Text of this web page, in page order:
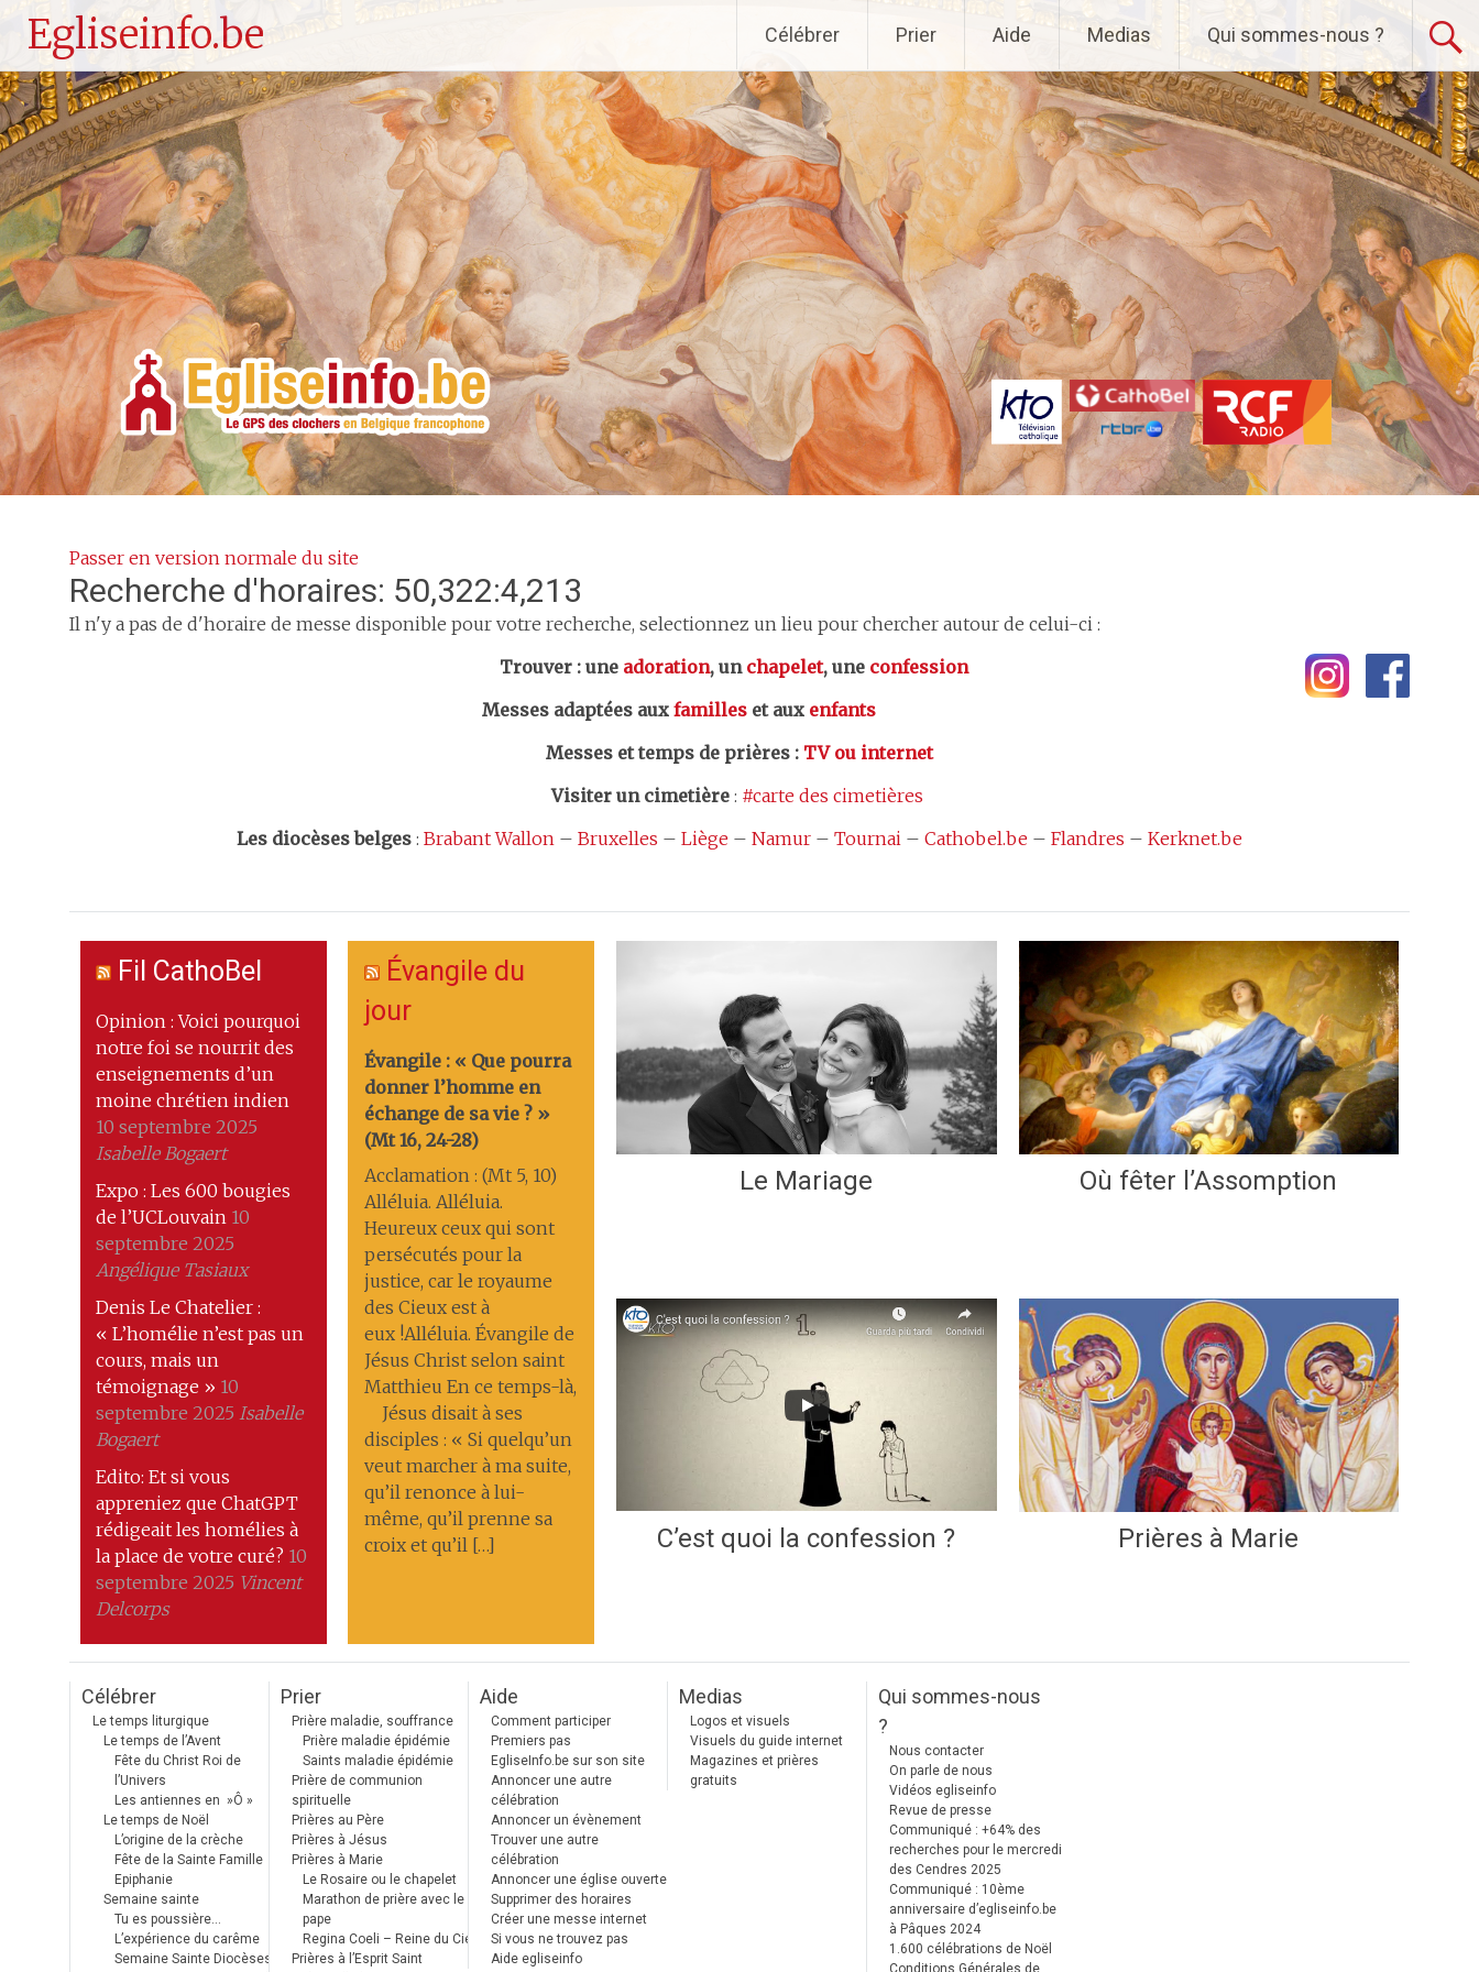
Egliseinfo.be
au
principal
Célébrer Prier Aide Medias Qui sommes-nous ?
Passer en version normale du site
Recherche d'horaires: 50,322:4,213
Il n'y a pas de d'horaire de messe disponible pour votre recherche, selectionnez un lieu pour chercher autour de celui-ci :
Trouver : une adoration, un chapelet, une confession
Messes adaptées aux familles et aux enfants
Messes et temps de prières : TV ou internet
Visiter un cimetière : #carte des cimetières
Les diocèses belges : Brabant Wallon – Bruxelles – Liège – Namur – Tournai – Cathobel.be – Flandres – Kerknet.be
Fil CathoBel
Opinion : Voici pourquoi
notre foi se nourrit des
enseignements d’un
moine chrétien indien
10 septembre 2025
Isabelle Bogaert
Expo : Les 600 bougies
de l’UCLouvain 10
septembre 2025
Angélique Tasiaux
Denis Le Chatelier :
« L’homélie n’est pas un
cours, mais un
témoignage » 10
septembre 2025 Isabelle
Bogaert
Edito: Et si vous
appreniez que ChatGPT
rédigeait les homélies à
la place de votre curé? 10
septembre 2025 Vincent
Delcorps
Évangile du
jour
Évangile : « Que pourra
donner l’homme en
échange de sa vie ? »
(Mt 16, 24-28)
Acclamation : (Mt 5, 10)
Alléluia. Alléluia.
Heureux ceux qui sont
persécutés pour la
justice, car le royaume
des Cieux est à
eux !Alléluia. Évangile de
Jésus Christ selon saint
Matthieu En ce temps-là,
Jésus disait à ses
disciples : « Si quelqu’un
veut marcher à ma suite,
qu’il renonce à lui-
même, qu’il prenne sa
croix et qu’il […]
Le Mariage Où fêter l’Assomption
C’est quoi la confession ? Prières à Marie
Célébrer
Le temps liturgique
Le temps de l’Avent
Fête du Christ Roi de
l’Univers
Les antiennes en »Ô »
Le temps de Noël
L’origine de la crèche
Fête de la Sainte Famille
Epiphanie
Semaine sainte
Tu es poussière…
L’expérience du carême
Semaine Sainte Diocèses
Prier
Prière maladie, souffrance
Prière maladie épidémie
Saints maladie épidémie
Prière de communion
spirituelle
Prières au Père
Prières à Jésus
Prières à Marie
Le Rosaire ou le chapelet
Marathon de prière avec le
pape
Regina Coeli – Reine du Ciel
Prières à l’Esprit Saint
Aide
Comment participer
Premiers pas
EgliseInfo.be sur son site
Annoncer une autre
célébration
Annoncer un évènement
Trouver une autre
célébration
Annoncer une église ouverte
Supprimer des horaires
Créer une messe internet
Si vous ne trouvez pas
Aide egliseinfo
Medias
Logos et visuels
Visuels du guide internet
Magazines et prières
gratuits
Qui sommes-nous
?
Nous contacter
On parle de nous
Vidéos egliseinfo
Revue de presse
Communiqué : +64% des
recherches pour le mercredi
des Cendres 2025
Communiqué : 10ème
anniversaire d’egliseinfo.be
à Pâques 2024
1.600 célébrations de Noël
Conditions Générales de